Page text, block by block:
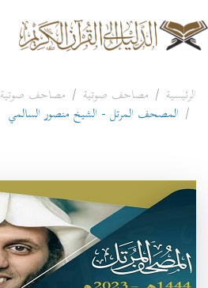
الرئيسية مصاحف صوتية
مصاحف صوتية
المصحف المرتل - الشيخ منصور السالمي